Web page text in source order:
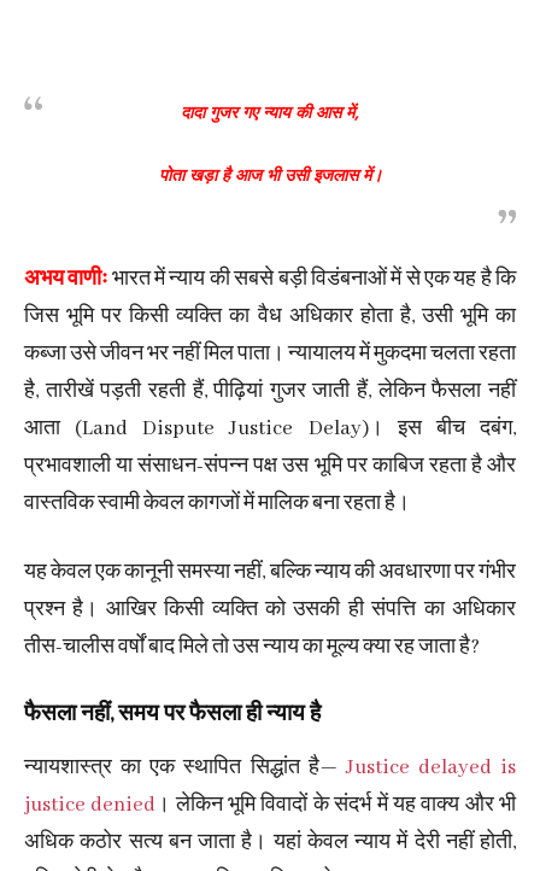
दादा गुजर गए न्याय की आस में,
पोता खड़ा है आज भी उसी इजलास में।
अभय वाणीःभारत में न्याय की सबसे बड़ी विडंबनाओं में से एक यह है कि
जिस भूमि पर किसी व्यक्ति का वैध अधिकार होता है, उसी भूमि का
कब्जा उसे जीवन भर नहीं मिल पाता। न्यायालय में मुकदमा चलता रहता
है, तारीखें पड़ती रहती हैं, पीढ़ियां गुजर जाती हैं, लेकिन फैसला नहीं
आता (Land Dispute Justice Delay)। इस बीच दबंग,
प्रभावशाली या संसाधन-संपन्न पक्ष उस भूमि पर काबिज रहता है और
वास्तविक स्वामी केवल कागजों में मालिक बना रहता है।
यह केवल एक कानूनी समस्या नहीं, बल्कि न्याय की अवधारणा पर गंभीर
प्रश्न है। आखिर किसी व्यक्ति को उसकी ही संपत्ति का अधिकार
तीस-चालीस वर्षों बाद मिले तो उस न्याय का मूल्य क्या रह जाता है?
फैसला नहीं, समय पर फैसला ही न्याय है
न्यायशास्त्र का एक स्थापित सिद्धांत है—Justice delayed is
justice denied । लेकिन भूमि विवादों के संदर्भ में यह वाक्य और भी
अधिक कठोर सत्य बन जाता है। यहां केवल न्याय में देरी नहीं होती,